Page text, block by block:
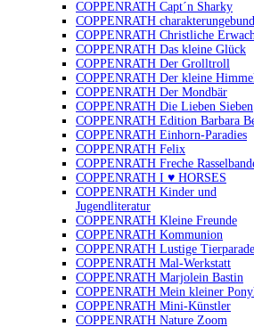
COPPENRATH Capt´n Sharky
COPPENRATH
COPPENRATH Christliche
COPPENRATH Das kleine Glück
COPPENRATH Der Grolltroll
COPPENRATH Der kleine
COPPENRATH Der Mondbär
COPPENRATH Die Lieben Sieben
COPPENRATH Edition Barbara
COPPENRATH Einhorn-Paradies
COPPENRATH Felix
COPPENRATH Freche
COPPENRATH I ♥ HORSES
COPPENRATH Kinder und
Jugendliteratur
COPPENRATH Kleine Freunde
COPPENRATH Kommunion
COPPENRATH Lustige Tierparade
COPPENRATH Mal-Werkstatt
COPPENRATH Marjolein Bastin
COPPENRATH Mein kleiner
COPPENRATH Mini-Künstler
COPPENRATH Nature Zoom